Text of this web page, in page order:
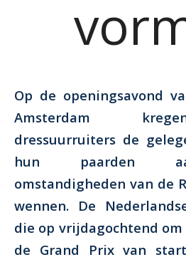
Op de openingsavond
Amsterdam
dressuurruiters de
hun paarden
omstandigheden van de
wennen. De
die op vrijdagochtend om
de Grand Prix van